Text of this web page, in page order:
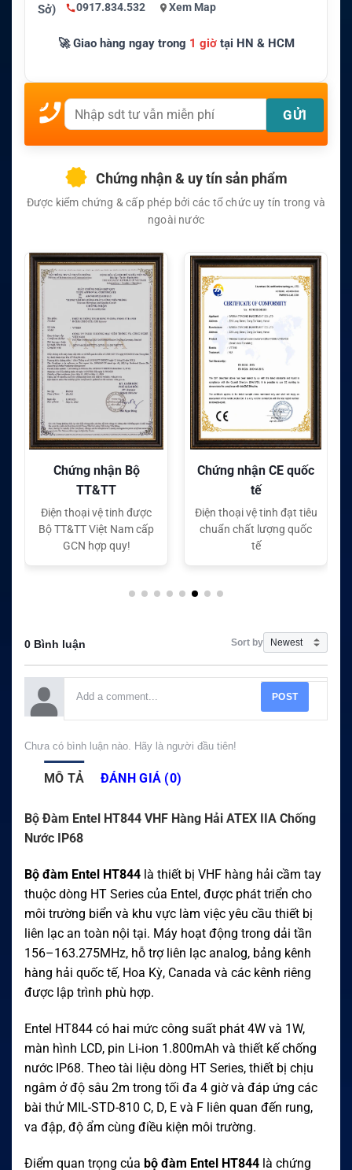
Sở) 0917.834.532 Xem Map
🚀 Giao hàng ngay trong 1 giờtại HN & HCM
Chứng nhận & uy tín sản phẩm
Được kiểm chứng & cấp phép bởi các tổ chức uy tín trong và
ngoài nước
Chứng nhận CE quốc
tế
Điện thoại vệ tinh đạt tiêu
chuẩn chất lượng quốc
tế
Chứng nhận FC quốc
tế
Điện thoại vệ tinh đạt tiêu
chuẩn chất lượng quốc
tế
0 Bình luận Sort by
POST
Chưa có bình luận nào. Hãy là người đầu tiên!
MÔ TẢ ĐÁNH GIÁ (0)
Bộ Đàm Entel HT844 VHF Hàng Hải ATEX IIA Chống
Nước IP68
Bộ đàm Entel HT844 là thiết bị VHF hàng hải cầm tay
thuộc dòng HT Series của Entel, được phát triển cho
môi trường biển và khu vực làm việc yêu cầu thiết bị
liên lạc an toàn nội tại. Máy hoạt động trong dải tần
156–163.275MHz, hỗ trợ liên lạc analog, bảng kênh
hàng hải quốc tế, Hoa Kỳ, Canada và các kênh riêng
được lập trình phù hợp.
Entel HT844 có hai mức công suất phát 4W và 1W,
màn hình LCD, pin Li-ion 1.800mAh và thiết kế chống
nước IP68. Theo tài liệu dòng HT Series, thiết bị chịu
ngâm ở độ sâu 2m trong tối đa 4 giờ và đáp ứng các
bài thử MIL-STD-810 C, D, E và F liên quan đến rung,
va đập, độ ẩm cùng điều kiện môi trường.
Điểm quan trọng của bộ đàm Entel HT844 là chứng